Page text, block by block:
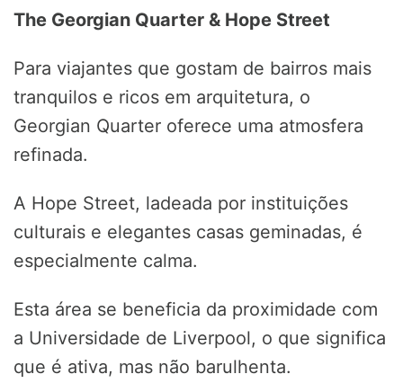
The Georgian Quarter & Hope Street
Para viajantes que gostam de bairros mais
tranquilos e ricos em arquitetura, o
Georgian Quarter oferece uma atmosfera
refinada.
A Hope Street, ladeada por instituições
culturais e elegantes casas geminadas, é
especialmente calma.
Esta área se beneficia da proximidade com
a Universidade de Liverpool, o que significa
que é ativa, mas não barulhenta.